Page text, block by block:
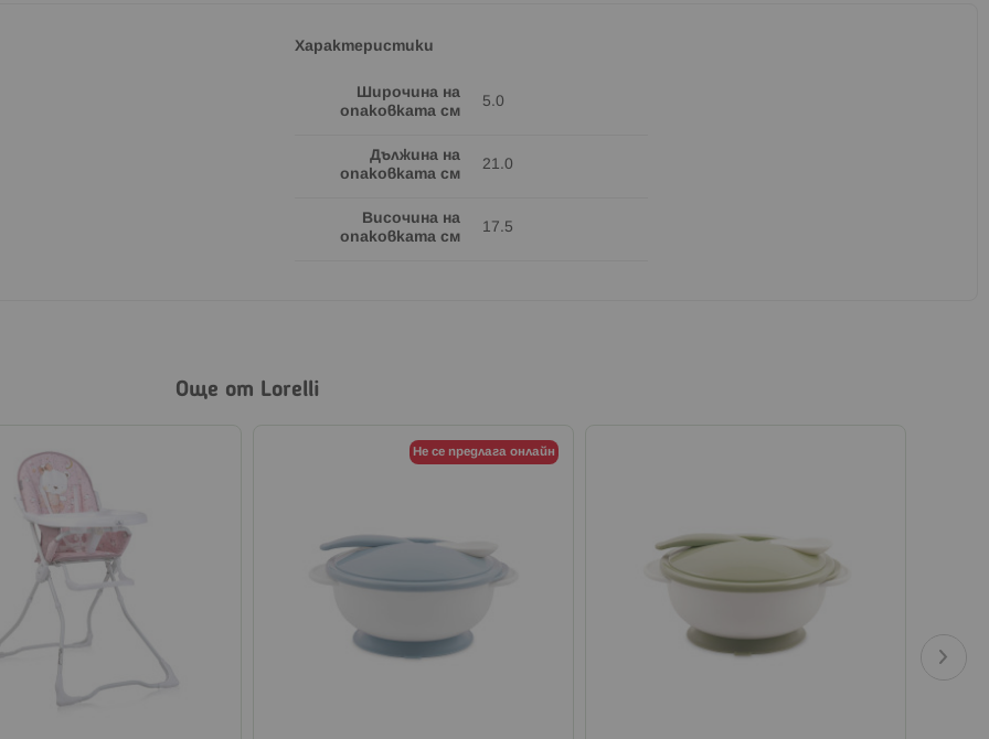
Характеристики
Широчина на
опаковката см
5.0
Дължина на
опаковката см
21.0
Височина на
опаковката см
17.5
Още от Lorelli
Не се предлага онлайн